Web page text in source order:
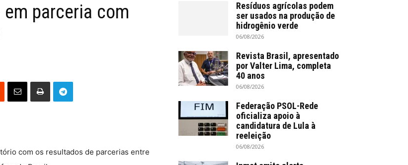
parceria com
com os resultados de parcerias entre
Resíduos agrícolas podem
ser usados na produção de
hidrogênio verde
06/08/2026
Revista Brasil, apresentado
por Valter Lima, completa
40 anos
06/08/2026
Federação PSOL-Rede
oficializa apoio à
candidatura de Lula à
reeleição
06/08/2026